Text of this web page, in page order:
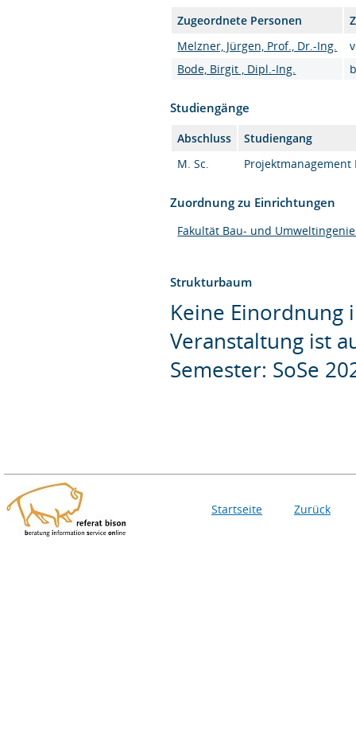
Zugeordnete Personen
Melzner, Jürgen, Prof., Dr.-Ing.
Bode, Birgit , Dipl.-Ing.
Studiengänge
Abschluss
Studiengang
M. Sc.
Projektmanagement
Zuordnung zu Einrichtungen
Fakultät Bau- und
Strukturbaum
Keine Einordnung
Veranstaltung ist
Semester: SoSe
Startseite Zurück